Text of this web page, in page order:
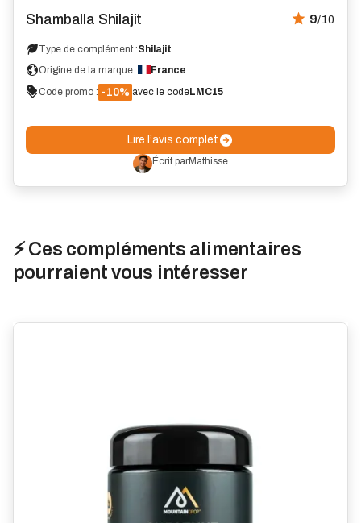
Shamballa Shilajit 9/10
Type de complément :Shilajit
Origine de la marque :
France
Code promo : -10% avec le codeLMC15
Lire l’avis complet
Écrit parMathisse
⚡ Ces compléments alimentaires
pourraient vous intéresser